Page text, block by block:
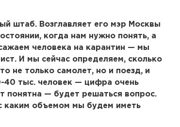
штаб. Возглавляет его мэр Москвы
когда нам нужно понять, а
человека на карантин — мы
И мы сейчас определяем, сколько
не только самолет, но и поезд, и
40 тыс. человек — цифра очень
понятна — будет решаться вопрос.
каким объемом мы будем иметь